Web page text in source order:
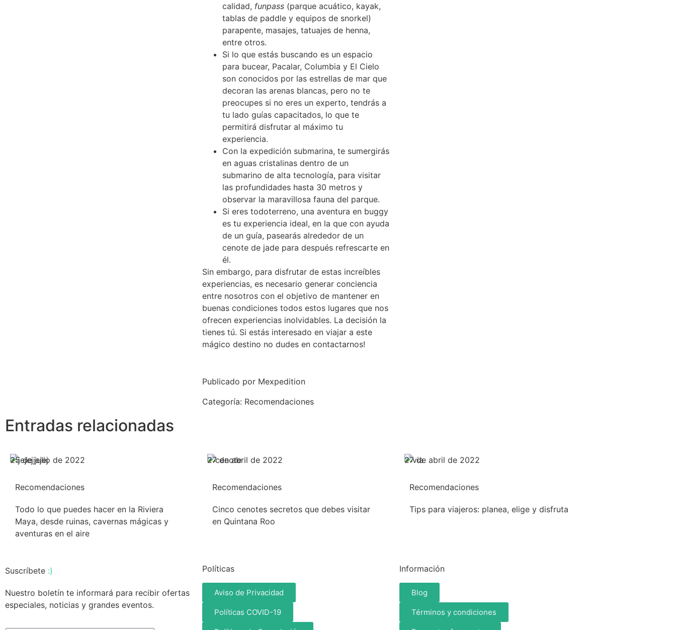
calidad, funpass(parque acuático, kayak,
tablas de paddle y equipos de snorkel)
parapente, masajes, tatuajes de henna,
entre otros.
Si lo que estás buscando es un espacio
para bucear, Pacalar, Columbia y El Cielo
son conocidos por las estrellas de mar que
decoran las arenas blancas, pero no te
preocupes si no eres un experto, tendrás a
tu lado guías capacitados, lo que te
permitirá disfrutar al máximo tu
experiencia.
Con la expedición submarina, te sumergirás
en aguas cristalinas dentro de un
submarino de alta tecnología, para visitar
las profundidades hasta 30 metros y
observar la maravillosa fauna del parque.
Si eres todoterreno, una aventura en buggy
es tu experiencia ideal, en la que con ayuda
de un guía, pasearás alrededor de un
cenote de jade para después refrescarte en
él.
Sin embargo, para disfrutar de estas increíbles
experiencias, es necesario generar conciencia
entre nosotros con el objetivo de mantener en
buenas condiciones todos estos lugares que nos
ofrecen experiencias inolvidables. La decisión la
tienes tú. Si estás interesado en viajar a este
mágico destino no dudes en contactarnos!
Publicado por Mexpedition
Categoría: Recomendaciones
Entradas relacionadas
25 de julio de 2022
Recomendaciones
Todo lo que puedes hacer en la Riviera
Maya, desde ruinas, cavernas mágicas y
aventuras en el aire
27 de abril de 2022
Recomendaciones
Cinco cenotes secretos que debes visitar
en Quintana Roo
27 de abril de 2022
Recomendaciones
Tips para viajeros: planea, elige y disfruta
Suscríbete :)
Nuestro boletín te informará para recibir ofertas
especiales, noticias y grandes eventos.
Políticas
Aviso de Privacidad
Políticas COVID-19
Información
Blog
Términos y condiciones